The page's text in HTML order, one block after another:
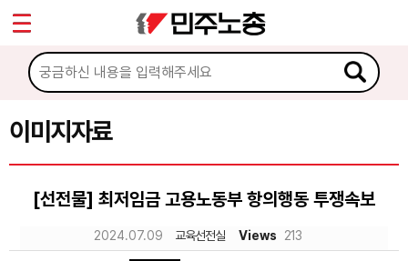
이미지자료
[선전물] 최저임금 고용노동부 항의행동 투쟁속보
2024.07.09 교육선전실 Views 213
마이페이지
소개
소식
Sketchbook5, 스케치북5
Sketchbook5, 스케치북5